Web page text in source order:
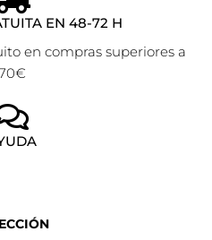
EN 48-72 H
en compras superiores a